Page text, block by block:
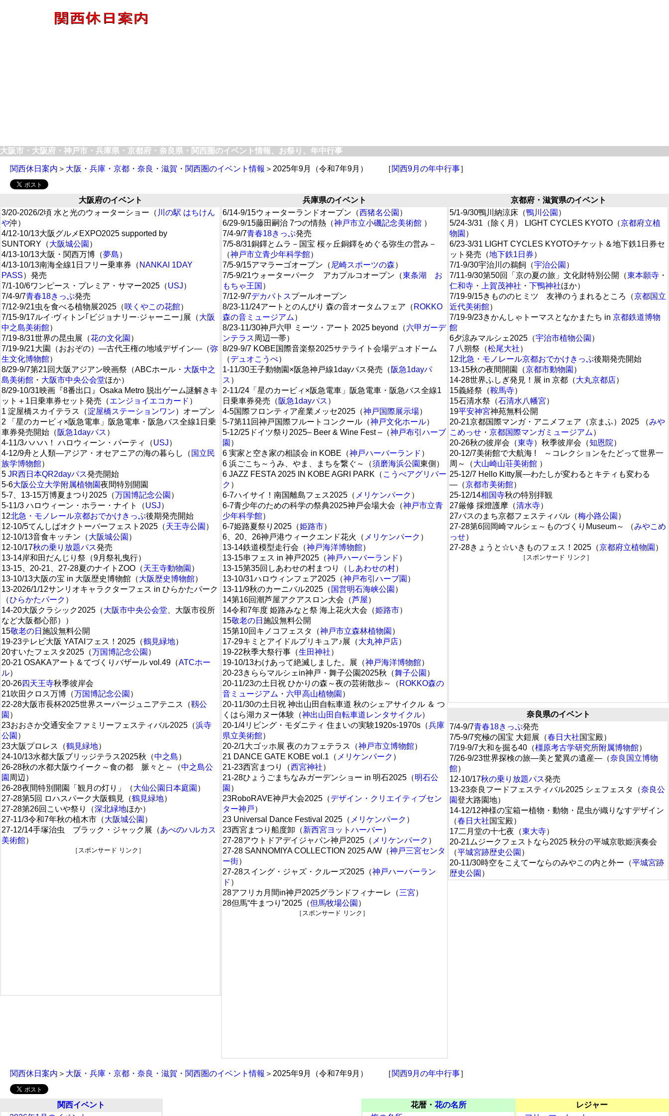
大阪市・大阪府・神戸市・兵庫県・京都府・奈良県・関西圏のイベント情報、お祭り、年中行事
関西休日案内 ＞ 大阪・兵庫・京都・奈良・滋賀・関西圏のイベント情報 ＞2025年9月（令和7年9月） ［関西9月の年中行事］
大阪府のイベント
3/20-2026/2頃 水と光のウォーターショー（ 川の駅 はちけん
や沖）
4/12-10/13大阪グルメEXPO2025 supported by
SUNTORY（大阪城公園 ）
4/13-10/13大阪・関西万博（夢島）
4/13-10/13南海全線1日フリー乗車券（ NANKAI 1DAY
PASS）発売
7/1-10/6ワンピース・プレミア・サマー2025（USJ）
7/4-9/7青春18きっぷ発売
7/12-9/21虫を食べる植物展2025（咲くやこの花館）
7/15-9/17ルイ·ヴィトン｢ビジョナリー·ジャーニー｣展（大阪
中之島美術館）
7/19-8/31世界の昆虫展（花の文化園 ）
7/19-9/21大園（おおぞの）―古代王権の地域デザイン―（弥
生文化博物館）
8/29-9/7第21回大阪アジアン映画祭（ABCホール・ 大阪中之
島美術館 ・ 大阪市中央公会堂ほか）
8/29-10/31映画『8番出口』Osaka Metro 脱出ゲーム謎解きキ
ット＋1日乗車券セット発売（エンジョイエコカード ）
1 淀屋橋スカイテラス（淀屋橋ステーションワン）オープン
2 「星のカービィ×阪急電車」阪急電車・阪急バス全線1日乗
車券発売開始（ 阪急1dayパス ）
4-11/3ハハハ！ ハロウィーン・パーティ（USJ）
4-12/9舟と人類―アジア・オセアニアの海の暮らし（ 国立民
族学博物館）
5 JR西日本QR2dayパス発売開始
5-6大阪公立大学附属植物園夜間特別開園
5-7、13-15万博夏まつり2025（万国博記念公園 ）
5-11/3 ハロウィーン・ホラー・ナイト（USJ）
12北急・モノレール京都おでかけきっぷ後期発売開始
12-10/5てんしばオクトーバーフェスト2025（天王寺公園 ）
12-10/13音食キッチン（大阪城公園 ）
12-10/17秋の乗り放題パス発売
13-14岸和田だんじり祭（9月祭礼曳行）
13-15、20-21、27-28夏のナイトZOO（天王寺動物園 ）
13-10/13大阪の宝 in 大阪歴史博物館（大阪歴史博物館）
13-2026/1/12サンリオキャラクターフェス in ひらかたパーク
（ひらかたパーク ）
14-20大阪クラシック2025（大阪市中央公会堂 、大阪市役所
など大阪都心部））
15敬老の日 施設無料公開
19-23テレビ大阪 YATAIフェス！2025（鶴見緑地）
20すいたフェスタ2025（万国博記念公園 ）
20-21 OSAKAアート＆てづくりバザール vol.49（ATCホー
ル）
20-26四天王寺秋季彼岸会
21吹田クロス万博（万国博記念公園 ）
22-28大阪市長杯2025世界スーパージュニアテニス（靱公
園 ）
23おおさか交通安全ファミリーフェスティバル2025（浜寺
公園 ）
23大阪プロレス（鶴見緑地）
24-10/13水都大阪ブリッジテラス2025秋（中之島）
26-28秋の水都大阪ウイーク～食の都 脈々と～（中之島公
園 周辺）
26-28夜間特別開園「観月の灯り」（大仙公園日本庭園 ）
27-28第5回 ロハスパーク大阪鶴見（鶴見緑地）
27-28第26回こいや祭り（深北緑地ほか）
27-11/3令和7年秋の植木市（大阪城公園 ）
27-12/14手塚治虫 ブラック・ジャック展（あべのハルカス
美術館）
［スポンサード リンク］
兵庫県のイベント
6/14-9/15ウォーターランドオープン（西猪名公園 ）
6/29-9/15藤田嗣治 7つの情熱（神戸市立小磯記念美術館）
7/4-9/7青春18きっぷ発売
7/5-8/31銅鐸とムラ－国宝 桜ヶ丘銅鐸をめぐる弥生の営み－
（神戸市立青少年科学館）
7/5-9/15アマラーゴオープン（ 尼崎スポーツの森）
7/5-9/21ウォーターパーク アカプルコオープン（東条湖 お
もちゃ王国 ）
7/12-9/7デカパトスプールオープン
8/23-11/24アートとのんびり 森の音オータムフェア（ ROKKO
森の音ミュージアム ）
8/23-11/30神戸六甲 ミーツ・アート 2025 beyond（六甲ガーデ
ンテラス 周辺一帯）
8/29-9/7 KOBE国際音楽祭2025サテライト会場デュオドーム
（デュオこうべ）
1-11/30王子動物園×阪急神戸線1dayパス発売（ 阪急1dayパ
ス ）
2-11/24「星のカービィ×阪急電車」阪急電車・阪急バス全線1
日乗車券発売（ 阪急1dayパス ）
4-5国際フロンティア産業メッセ2025（神戸国際展示場）
5-7第11回神戸国際フルートコンクール（神戸文化ホール）
5-12/25ドイツ祭り2025– Beer & Wine Fest –（神戸布引ハーブ
園 ）
6 実家と空き家の相談会 in KOBE（神戸ハーバーランド ）
6 浜ごこち～うみ、やま、まちを繋ぐ～（須磨海浜公園東側）
6 JAZZ FESTA 2025 IN KOBE AGRI PARK（ こうべアグリパー
ク ）
6-7ハイサイ！南国離島フェス2025（ メリケンパーク ）
6-7青少年のための科学の祭典2025神戸会場大会（神戸市立青
少年科学館）
6-7姫路夏祭り2025（姫路市）
6、20、26神戸港ウィークエンド花火（ メリケンパーク ）
13-14鉄道模型走行会（神戸海洋博物館）
13-15串フェス in 神戸2025（神戸ハーバーランド ）
13-15第35回しあわせの村まつり（ しあわせの村）
13-10/31ハロウィンフェア2025（神戸布引ハーブ園 ）
13-11/9秋のカーニバル2025（ 国営明石海峡公園 ）
14第16回潮芦屋アクアスロン大会（芦屋）
14令和7年度 姫路みなと祭 海上花火大会（姫路市）
15敬老の日 施設無料公開
15第10回キノコフェスタ（神戸市立森林植物園 ）
17-29キミとアイドルプリキュア♪展（大丸神戸店）
19-22秋季大祭行事（生田神社）
19-10/13わけあって絶滅しました。展（神戸海洋博物館）
20-23きららマルシェin神戸・舞子公園2025秋（舞子公園 ）
20-11/23の土日祝 ひかりの森～夜の芸術散歩～（ ROKKO森の
音ミュージアム ・ 六甲高山植物園 ）
20-11/30の土日祝 神出山田自転車道 秋のシェアサイクル ＆ つ
くはら湖カヌー体験（神出山田自転車道レンタサイクル）
20-1/4リビング・モダニティ 住まいの実験1920s-1970s（兵庫
県立美術館）
20-2/1大ゴッホ展 夜のカフェテラス（神戸市立博物館）
21 DANCE GATE KOBE vol.1（ メリケンパーク ）
21-23西宮まつり（西宮神社）
21-28ひょうごまちなみガーデンショー in 明石2025（明石公
園 ）
23RoboRAVE神戸大会2025（デザイン・クリエイティブセン
ター神戸）
23 Universal Dance Festival 2025（ メリケンパーク ）
23西宮まつり船度卸（新西宮ヨットハーバー）
27-28アウトドアデイジャパン神戸2025（ メリケンパーク ）
27-28 SANNOMIYA COLLECTION 2025 A/W（神戸三宮センタ
ー街）
27-28スイング・ジャズ・クルーズ2025（神戸ハーバーラン
ド ）
28アフリカ月間in神戸2025グランドフィナーレ（三宮）
28但馬“牛まつり”2025（但馬牧場公園 ）
［スポンサード リンク］
京都府・滋賀県のイベント
5/1-9/30鴨川納涼床（鴨川公園 ）
5/24-3/31（除く月） LIGHT CYCLES KYOTO（京都府立植
物園 ）
6/23-3/31 LIGHT CYCLES KYOTOチケット＆地下鉄1日券セ
ット発売（地下鉄1日券）
7/1-9/30宇治川の鵜飼（宇治公園 ）
7/11-9/30第50回「京の夏の旅」文化財特別公開（東本願寺 ・
仁和寺 ・ 上賀茂神社 ・下鴨神社ほか）
7/19-9/15きもののヒミツ 友禅のうまれるところ（京都国立
近代美術館）
7/19-9/23きかんしゃトーマスとなかまたち in京都鉄道博物
館
6夕涼みマルシェ2025（宇治市植物公園 ）
7 八朔祭（松尾大社）
12北急・モノレール京都おでかけきっぷ後期発売開始
13-15秋の夜間開園（京都市動物園 ）
14-28世界ふしぎ発見！展 in 京都（大丸京都店）
15義経祭（鞍馬寺）
15石清水祭（石清水八幡宮）
19平安神宮神苑無料公開
20-21京都国際マンガ・アニメフェア（京まふ）2025 （みや
こめっせ ・京都国際マンガミュージアム ）
20-26秋の彼岸会（東寺）秋季彼岸会（知恩院）
20-12/7美術館で大航海 ! ～コレクションをたどって世界一
周～（大山崎山荘美術館 ）
25-12/7 Hello Kitty展―わたしが変わるとキティも変わる
―（京都市美術館）
25-12/14相国寺秋の特別拝観
27厳修 採燈護摩（清水寺）
27バスのまち京都フェスティバル（梅小路公園 ）
27-28第6回岡崎マルシェ～ものづくりMuseum～ （みやこめ
っせ）
27-28きょうと☆いきものフェス！2025（京都府立植物園 ）
［スポンサード リンク］
奈良県のイベント
7/4-9/7青春18きっぷ発売
7/5-9/7究極の国宝 大鎧展（春日大社国宝殿）
7/19-9/7大和を掘る40（橿原考古学研究所附属博物館）
7/26-9/23世界探検の旅―美と驚異の遺産―（奈良国立博物
館）
12-10/17秋の乗り放題パス発売
13-23奈良フードフェスティバル2025 シェフェスタ（奈良公
園登大路園地）
14-12/12神様の宝箱ー植物・動物・昆虫が織りなすデザイン
（春日大社国宝殿）
17二月堂の十七夜（東大寺）
20-21ムジークフェストなら2025 秋分の平城京歌姫演奏会
（平城宮跡歴史公園 ）
20-11/30時空をこえてーならのみやこの内と外ー（平城宮跡
歴史公園 ）
関西休日案内 ＞ 大阪・兵庫・京都・奈良・滋賀・関西圏のイベント情報 ＞2025年9月（令和7年9月） ［関西9月の年中行事］
関西イベント
花暦・花の名所
レジャー